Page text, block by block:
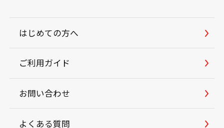
はじめての方へ
ご利用ガイド
お問い合わせ
よくある質問